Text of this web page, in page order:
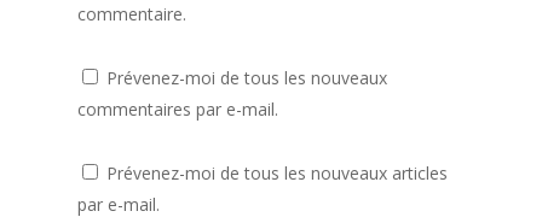
commentaire.
Prévenez-moi de tous les nouveaux
commentaires par e-mail.
Prévenez-moi de tous les nouveaux articles
par e-mail.